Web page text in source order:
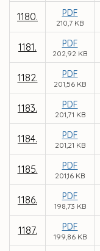
1180. PDF
210,7 KB
1181. PDF
202,92 KB
1182. PDF
201,56 KB
1183. PDF
201,71 KB
1184. PDF
201,21 KB
1185. PDF
201,16 KB
1186. PDF
198,73 KB
1187. PDF
199,86 KB